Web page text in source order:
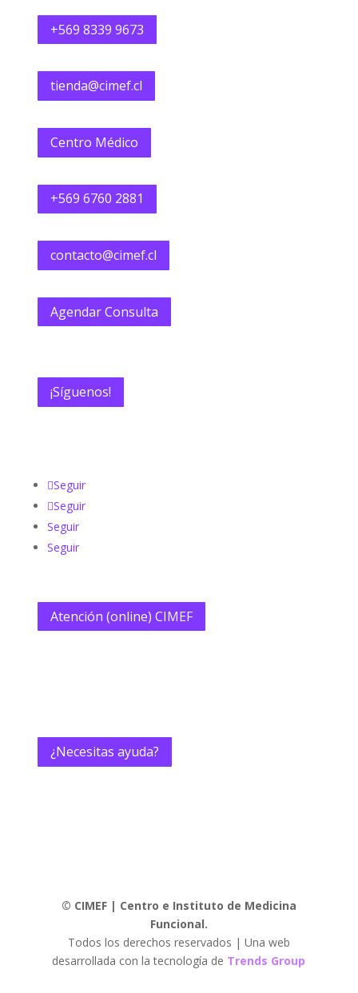
+569 8339 9673
tienda@cimef.cl
Centro Médico
+569 6760 2881
contacto@cimef.cl
Agendar Consulta
¡Síguenos!
Seguir
Seguir
Seguir
Seguir
Atención (online) CIMEF
¿Necesitas ayuda?
© CIMEF | Centro e Instituto de Medicina
Funcional.
Todos los derechos reservados | Una web
desarrollada con la tecnología de Trends Group